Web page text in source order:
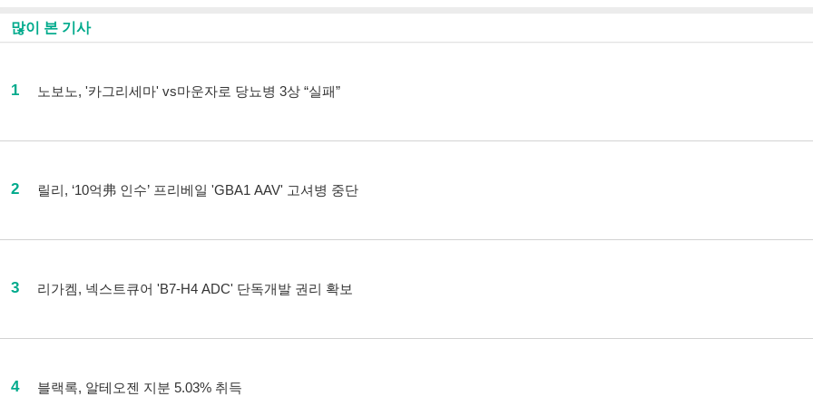
많이 본 기사
1 노보노, '카그리세마' vs마운자로 당뇨병 3상 “실패”
2 릴리, ‘10억弗 인수’ 프리베일 'GBA1 AAV' 고셔병 중단
3 리가켐, 넥스트큐어 'B7-H4 ADC' 단독개발 권리 확보
4 블랙록, 알테오젠 지분 5.03% 취득